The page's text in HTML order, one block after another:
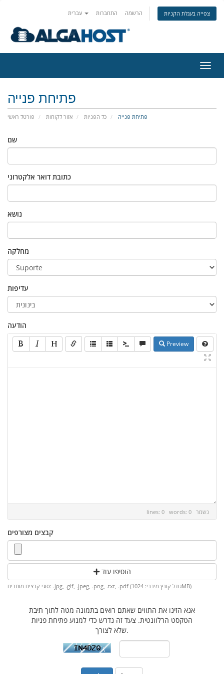
התחברות הרשמה צפייה בעגלת הקניות
ניווט
פתיחת פנייה
פורטל ראשי אזור לקוחות כל הפניות פתיחת פנייה
שם
כתובת דואר אלקטרוני
נושא
מחלקה
עדיפות
הודעה
Preview
lines: 0 words: 0 נשמר
קבצים מצורפים
הוסיפו עוד
סוגי קבצים מותרים: .jpg, .gif, .jpeg, .png, .txt, .pdf (גודל קובץ מירבי: 1024MB)
אנא הזינו את התווים שאתם רואים בתמונה מטה לתוך תיבת
הטקסט הרלוונטית. צעד זה נדרש כדי למנוע פתיחת פניות
שלא לצורך.